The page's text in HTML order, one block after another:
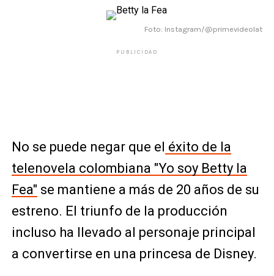
Foto: Instagram/@primevideolat
PUBLICIDAD
No se puede negar que el éxito de la
telenovela colombiana "Yo soy Betty la
Fea" se mantiene a más de 20 años de su
estreno. El triunfo de la producción
incluso ha llevado al personaje principal
a convertirse en una princesa de Disney.